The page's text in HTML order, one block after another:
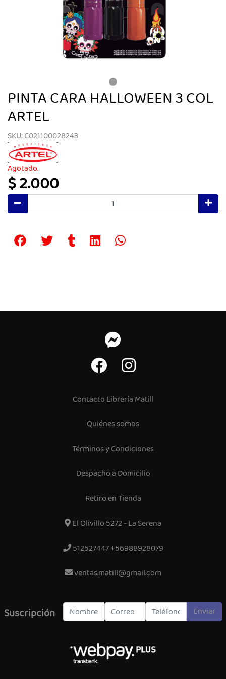
PINTA CARA HALLOWEEN 3 COL
ARTEL
SKU: C021100028243
Agotado.
$ 2.000
Contacto Librería Matill
Quiénes somos
Términos y Condiciones
Despacho a Domicilio
Retiro en Tienda
El Olivillo 5272 - La Serena
512527447 +56988928079
ventas.matill@gmail.com
Suscripción Enviar